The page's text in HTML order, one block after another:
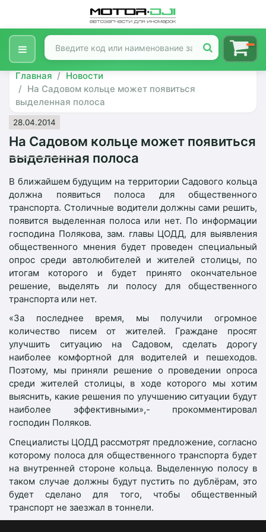
Главная
Новости
На Садовом кольце может появиться
выделенная полоса
28.04.2014
На Садовом кольце может появиться
выделенная полоса
В ближайшем будущим на территории Садового кольца
должна появиться полоса для общественного
транспорта. Столичные водители должны сами решить,
появится выделенная полоса или нет. По информации
господина Полякова, зам. главы ЦОДД, для выявления
общественного мнения будет проведен специальный
опрос среди автолюбителей и жителей столицы, по
итогам которого и будет принято окончательное
решение, выделять ли полосу для общественного
транспорта или нет.
«За последнее время, мы получили огромное
количество писем от жителей. Граждане просят
улучшить ситуацию на Садовом, сделать дорогу
наиболее комфортной для водителей и пешеходов.
Поэтому, мы приняли решение о проведении опроса
среди жителей столицы, в ходе которого мы хотим
выяснить, какие решения по улучшению ситуации будут
наиболее эффективными»,- прокомментировал
господин Поляков.
Специалисты ЦОДД рассмотрят предложение, согласно
которому полоса для общественного транспорта будет
на внутренней стороне кольца. Выделенную полосу в
таком случае должны будут пустить по дублёрам, это
будет сделано для того, чтобы общественный
транспорт не заезжал в тоннели.